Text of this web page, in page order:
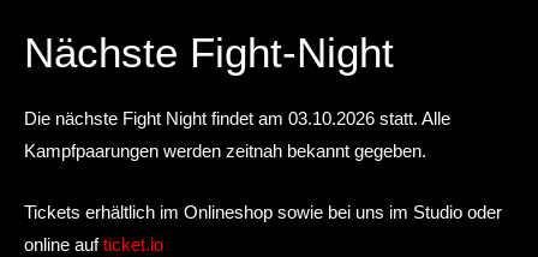
Nächste Fight-Night
Die nächste Fight Night findet am 03.10.2026 statt. Alle
Kampfpaarungen werden zeitnah bekannt gegeben.
Tickets erhältlich im Onlineshop sowie bei uns im Studio oder
online aufticket.io